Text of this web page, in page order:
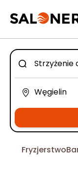
Fryzjerstwo